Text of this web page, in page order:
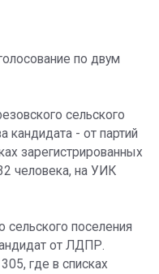
по двум
сельского
кандидата - от партий
зарегистрированных
человека, на УИК
сельского поселения
от ЛДПР.
где в списках